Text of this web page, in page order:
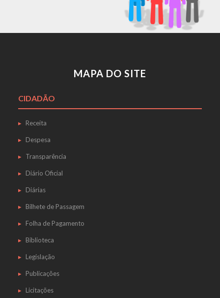
MAPA DO SITE
CIDADÃO
Receita
Despesa
Transparência
Diário Oficial
Diárias
Bilhete de Passagem
Folha de Pagamento
Biblioteca
Legislação
Publicações
Licitações